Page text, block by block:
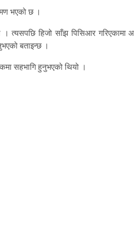
भएको छ ।
। त्यसपछि हिजो साँझ पिसिआर
बताइन्छ ।
सहभागि हुनुभएको थियो ।